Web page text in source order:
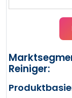
Reiniger: